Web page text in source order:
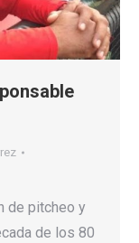
de pitcheo y
de los 80